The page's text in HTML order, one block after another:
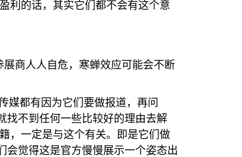
利的话，其实它们都不会有这个意
商人人自危，寒蝉效应可能会不断
媒都有因为它们要做报道，再问
找不到任何一些比较好的理由去解
，一定是与这个有关。即是它们做
会觉得这是官方慢慢展示一个姿态出